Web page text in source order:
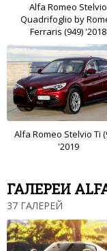
Alfa Romeo Stelvio
Quadrifoglio by
Ferraris (949) '2018
Alfa Romeo Stelvio Ti
'2019
ГАЛЕРЕИ
37 ГАЛЕРЕЙ